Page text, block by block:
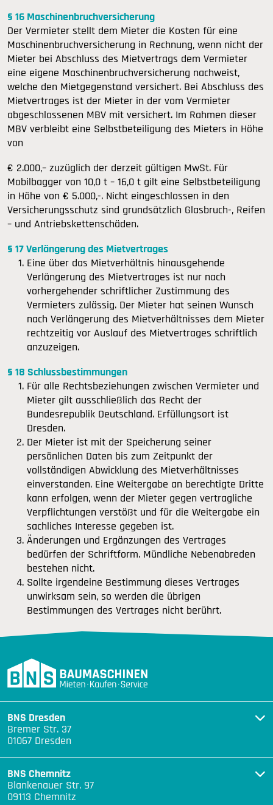
§ 16 Maschinenbruchversicherung
Der Vermieter stellt dem Mieter die Kosten für eine
Maschinenbruchversicherung in Rechnung, wenn nicht der
Mieter bei Abschluss des Mietvertrags dem Vermieter
eine eigene Maschinenbruchversicherung nachweist,
welche den Mietgegenstand versichert. Bei Abschluss des
Mietvertrages ist der Mieter in der vom Vermieter
abgeschlossenen MBV mit versichert. Im Rahmen dieser
MBV verbleibt eine Selbstbeteiligung des Mieters in Höhe
von
€ 2.000,– zuzüglich der derzeit gültigen MwSt. Für
Mobilbagger von 10,0 t – 16,0 t gilt eine Selbstbeteiligung
in Höhe von € 5.000,-. Nicht eingeschlossen in den
Versicherungsschutz sind grundsätzlich Glasbruch-, Reifen
– und Antriebskettenschäden.
§ 17 Verlängerung des Mietvertrages
Eine über das Mietverhältnis hinausgehende
Verlängerung des Mietvertrages ist nur nach
vorhergehender schriftlicher Zustimmung des
Vermieters zulässig. Der Mieter hat seinen Wunsch
nach Verlängerung des Mietverhältnisses dem Mieter
rechtzeitig vor Auslauf des Mietvertrages schriftlich
anzuzeigen.
§ 18 Schlussbestimmungen
Für alle Rechtsbeziehungen zwischen Vermieter und
Mieter gilt ausschließlich das Recht der
Bundesrepublik Deutschland. Erfüllungsort ist
Dresden.
Der Mieter ist mit der Speicherung seiner
persönlichen Daten bis zum Zeitpunkt der
vollständigen Abwicklung des Mietverhältnisses
einverstanden. Eine Weitergabe an berechtigte Dritte
kann erfolgen, wenn der Mieter gegen vertragliche
Verpflichtungen verstößt und für die Weitergabe ein
sachliches Interesse gegeben ist.
Änderungen und Ergänzungen des Vertrages
bedürfen der Schriftform. Mündliche Nebenabreden
bestehen nicht.
Sollte irgendeine Bestimmung dieses Vertrages
unwirksam sein, so werden die übrigen
Bestimmungen des Vertrages nicht berührt.
BNS Dresden
Bremer Str. 37
01067 Dresden
BNS Chemnitz
Blankenauer Str. 97
09113 Chemnitz